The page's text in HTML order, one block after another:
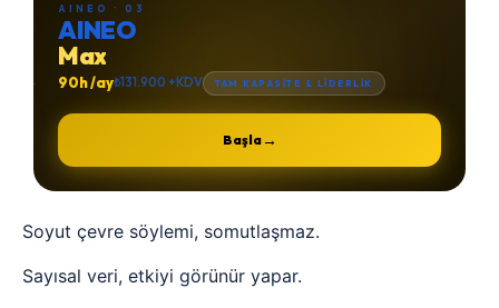
AINEO · 03
AINEO
Max
90h /ay₺131.900 +KDV TAM KAPASİTE & LİDERLİK
Başla→
Soyut çevre söylemi, somutlaşmaz.
Sayısal veri, etkiyi görünür yapar.